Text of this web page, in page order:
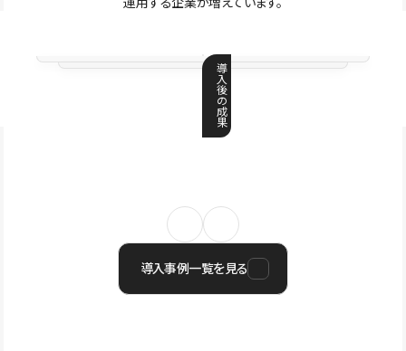
導
入
後
の
成
果
導入事例一覧を見る